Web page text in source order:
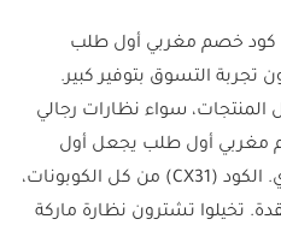
كود خصم مغربي أول طلب
التسوق بتوفير كبير.
على كل المنتجات، سواء نظارات رجالي
مغربي أول طلب يجعل أول
تجربة لا تُنسى مع التوفير الفوري. الكود (CX31) من كل الكوبونات،
تخيلوا تشترون نظارة ماركة